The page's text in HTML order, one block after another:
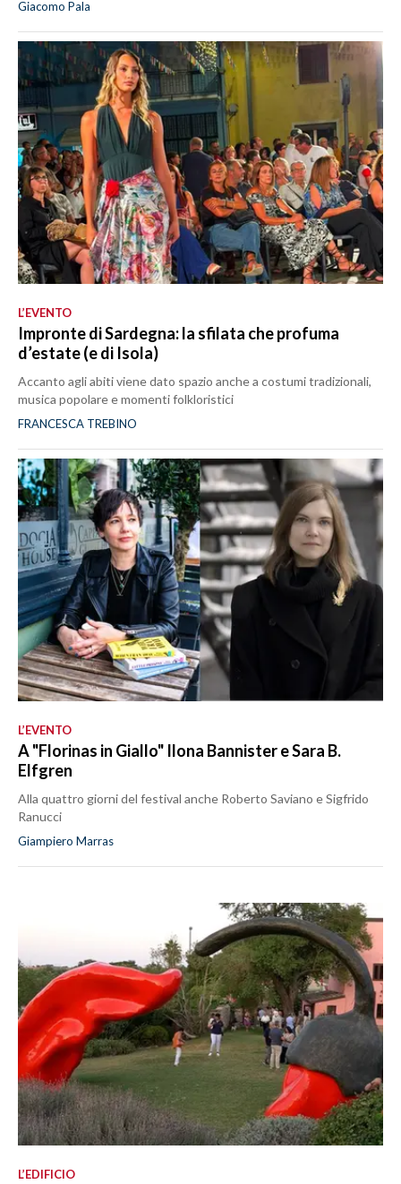
Giacomo Pala
L’EVENTO
Impronte di Sardegna: la sfilata che profuma
d’estate (e di Isola)
Accanto agli abiti viene dato spazio anche a costumi tradizionali,
musica popolare e momenti folkloristici
FRANCESCA TREBINO
L’EVENTO
A "Florinas in Giallo" Ilona Bannister e Sara B.
Elfgren
Alla quattro giorni del festival anche Roberto Saviano e Sigfrido
Ranucci
Giampiero Marras
L’EDIFICIO